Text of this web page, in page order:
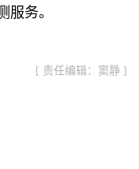
服务。
[ 责任编辑：窦静 ]